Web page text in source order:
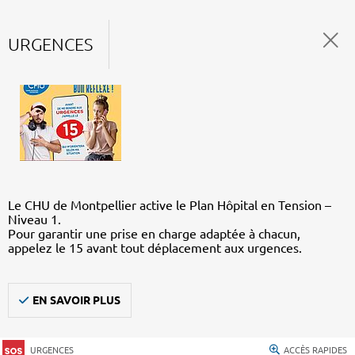
URGENCES
Le CHU de Montpellier active le Plan Hôpital en Tension –
Niveau 1.
Pour garantir une prise en charge adaptée à chacun,
appelez le 15 avant tout déplacement aux urgences.
EN SAVOIR PLUS
URGENCES ACCÈS RAPIDES